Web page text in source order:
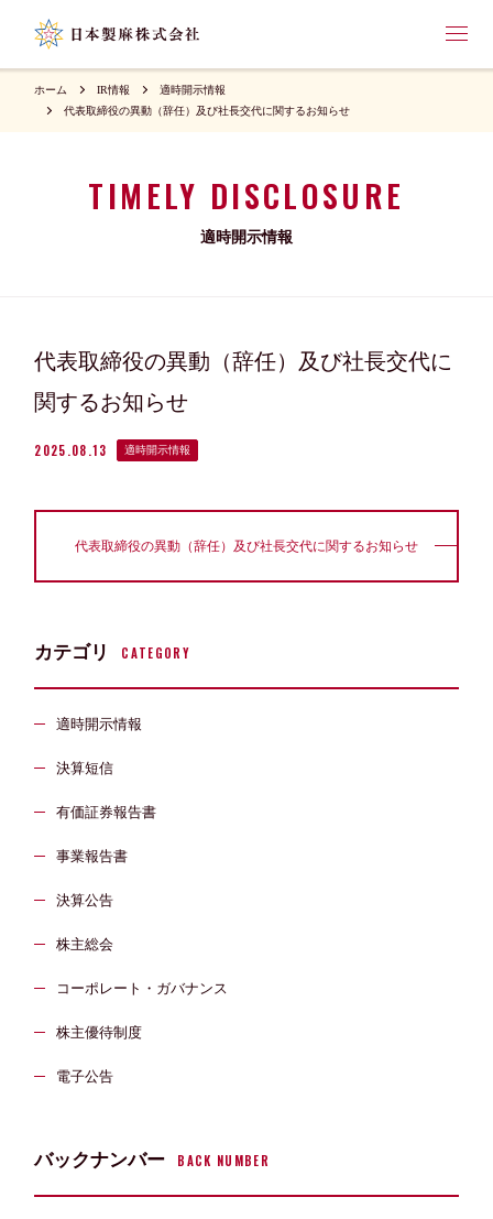
ホーム IR情報
適時開示情報
代表取締役の異動（辞任）及び社長交代に関するお知らせ
TIMELY DISCLOSURE
適時開示情報
代表取締役の異動（辞任）及び社長交代に
関するお知らせ
2025.08.13 適時開示情報
代表取締役の異動（辞任）及び社長交代に関するお知らせ
カテゴリ CATEGORY
適時開示情報
決算短信
有価証券報告書
事業報告書
決算公告
株主総会
コーポレート・ガバナンス
株主優待制度
電子公告
バックナンバー BACK NUMBER